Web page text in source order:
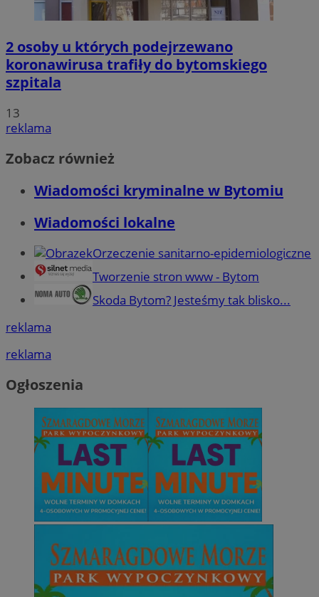
2 osoby u których podejrzewano
koronawirusa trafiły do bytomskiego
szpitala
13
reklama
Zobacz również
Wiadomości kryminalne w Bytomiu
Wiadomości lokalne
Orzeczenie sanitarno-epidemiologiczne
Tworzenie stron www - Bytom
Skoda Bytom? Jesteśmy tak blisko...
reklama
reklama
Ogłoszenia